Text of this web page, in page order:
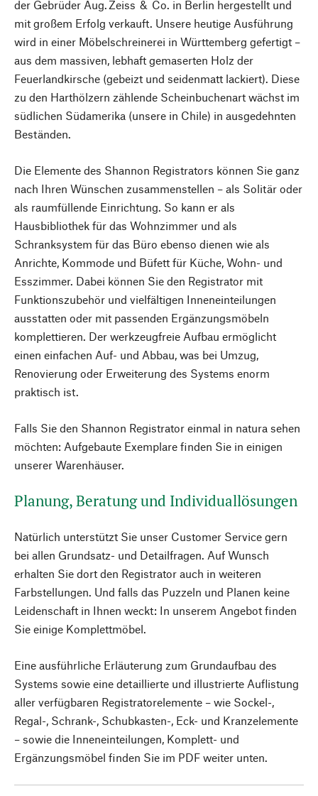
der Gebrüder Aug. Zeiss & Co. in Berlin hergestellt und
mit großem Erfolg verkauft. Unsere heutige Ausführung
wird in einer Möbelschreinerei in Württemberg gefertigt –
aus dem massiven, lebhaft gemaserten Holz der
Feuerlandkirsche (gebeizt und seidenmatt lackiert). Diese
zu den Harthölzern zählende Scheinbuchenart wächst im
südlichen Südamerika (unsere in Chile) in ausgedehnten
Beständen.
Die Elemente des Shannon Registrators können Sie ganz
nach Ihren Wünschen zusammenstellen – als Solitär oder
als raumfüllende Einrichtung. So kann er als
Hausbibliothek für das Wohnzimmer und als
Schranksystem für das Büro ebenso dienen wie als
Anrichte, Kommode und Büfett für Küche, Wohn- und
Esszimmer. Dabei können Sie den Registrator mit
Funktionszubehör und vielfältigen Inneneinteilungen
ausstatten oder mit passenden Ergänzungsmöbeln
komplettieren. Der werkzeugfreie Aufbau ermöglicht
einen einfachen Auf- und Abbau, was bei Umzug,
Renovierung oder Erweiterung des Systems enorm
praktisch ist.
Falls Sie den Shannon Registrator einmal in natura sehen
möchten: Aufgebaute Exemplare finden Sie in einigen
unserer Warenhäuser.
Planung, Beratung und Individuallösungen
Natürlich unterstützt Sie unser Customer Service gern
bei allen Grundsatz- und Detailfragen. Auf Wunsch
erhalten Sie dort den Registrator auch in weiteren
Farbstellungen. Und falls das Puzzeln und Planen keine
Leidenschaft in Ihnen weckt: In unserem Angebot finden
Sie einige Komplettmöbel.
Eine ausführliche Erläuterung zum Grundaufbau des
Systems sowie eine detaillierte und illustrierte Auflistung
aller verfügbaren Registratorelemente – wie Sockel-,
Regal-, Schrank-, Schubkasten-, Eck- und Kranzelemente
– sowie die Inneneinteilungen, Komplett- und
Ergänzungsmöbel finden Sie im PDF weiter unten.